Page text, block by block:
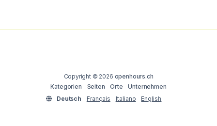
Copyright © 2026 openhours.ch
Kategorien
Seiten Orte
Unternehmen
Deutsch
Français Italiano English